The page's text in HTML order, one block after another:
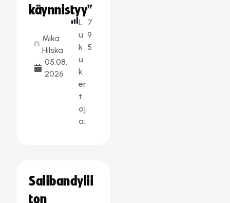
käynnistyy”
Mika
Hilska
05.08.
2026
L
u
k
u
k
er
t
oj
a:
7
9
5
Salibandylii
ton